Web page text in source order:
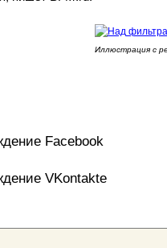
Иллюстрация с
Facebook
VKontakte